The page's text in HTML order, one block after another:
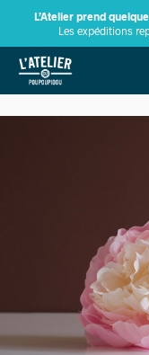
L’Atelier prend
Les expéditions